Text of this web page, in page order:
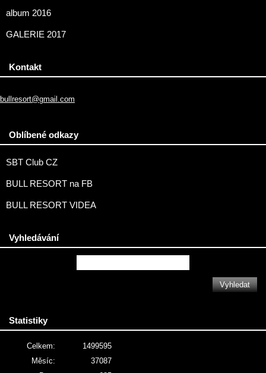
album 2016
GALERIE 2017
Kontakt
bullresort@gmail.com
Oblíbené odkazy
SBT Club CZ
BULL RESORT na FB
BULL RESORT VIDEA
Vyhledávání
Statistiky
Celkem:
1499595
Měsíc:
37087